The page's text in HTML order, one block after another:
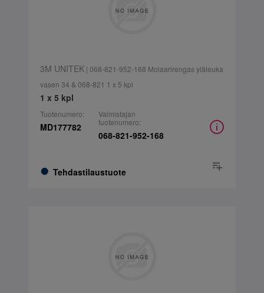
3M UNITEK| 068-821-952-168 Molaarirengas yläleuka
vasen 34 & 068-821 1 x 5 kpl
1 x 5 kpl
Tuotenumero:
MD177782
Tehdastilaustuote
Valmistajan
tuotenumero:
068-821-952-168